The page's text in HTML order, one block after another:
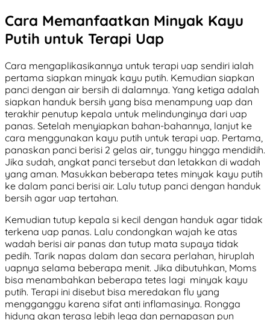
Cara Memanfaatkan Minyak Kayu
Putih untuk Terapi Uap
Cara mengaplikasikannya untuk terapi uap sendiri ialah
pertama siapkan minyak kayu putih. Kemudian siapkan
panci dengan air bersih di dalamnya. Yang ketiga adalah
siapkan handuk bersih yang bisa menampung uap dan
terakhir penutup kepala untuk melindunginya dari uap
panas. Setelah menyiapkan bahan-bahannya, lanjut ke
cara menggunakan kayu putih untuk terapi uap. Pertama,
panaskan panci berisi 2 gelas air, tunggu hingga mendidih.
Jika sudah, angkat panci tersebut dan letakkan di wadah
yang aman. Masukkan beberapa tetes minyak kayu putih
ke dalam panci berisi air. Lalu tutup panci dengan handuk
bersih agar uap tertahan.
Kemudian tutup kepala si kecil dengan handuk agar tidak
terkena uap panas. Lalu condongkan wajah ke atas
wadah berisi air panas dan tutup mata supaya tidak
pedih. Tarik napas dalam dan secara perlahan, hiruplah
uapnya selama beberapa menit. Jika dibutuhkan, Moms
bisa menambahkan beberapa tetes lagi minyak kayu
putih. Terapi ini disebut bisa meredakan flu yang
mengganggu karena sifat anti inflamasinya. Rongga
hidung akan terasa lebih lega dan pernapasan pun